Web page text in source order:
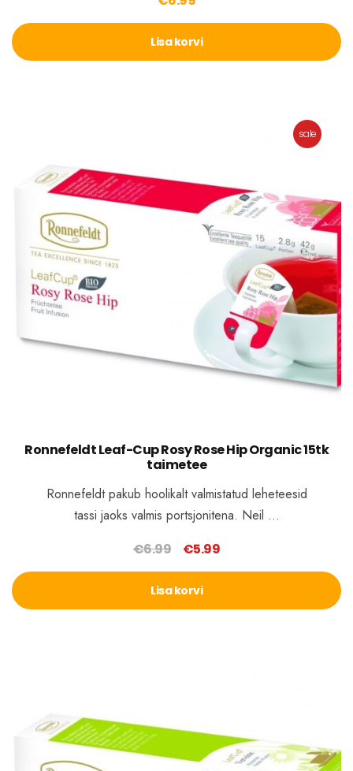
Lisa korvi
sale
Ronnefeldt Leaf-Cup Rosy Rose Hip Organic 15tk
taimetee
Ronnefeldt pakub hoolikalt valmistatud leheteesid
tassi jaoks valmis portsjonitena. Neil …
€6.99
Algne
hind
oli:
€6.99.
€5.99
hind
€5.99.
Lisa korvi